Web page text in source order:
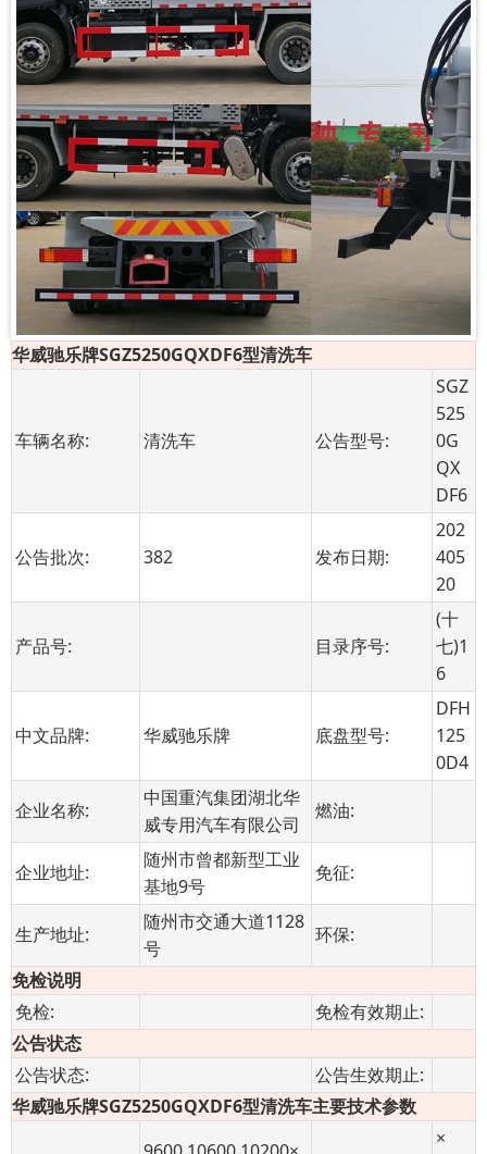
华威驰乐牌SGZ5250GQXDF6型清洗车
车辆名称: 清洗车 公告型号:
SGZ
525
0G
QX
DF6
公告批次: 382 发布日期:
202
405
20
产品号: 目录序号:
(十
七)1
6
中文品牌: 华威驰乐牌 底盘型号:
DFH
125
0D4
企业名称:
中国重汽集团湖北华
威专用汽车有限公司
燃油:
企业地址:
随州市曾都新型工业
基地9号
免征:
生产地址:
随州市交通大道1128
号
环保:
免检说明
免检:
免检有效期止:
公告状态
公告状态:
公告生效期止:
华威驰乐牌SGZ5250GQXDF6型清洗车主要技术参数
×